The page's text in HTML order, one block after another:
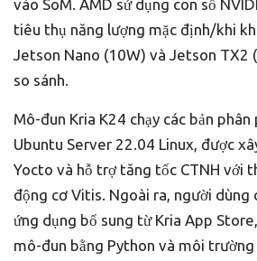
vào SoM. AMD sử dụng con số
tiêu thụ năng lượng mặc định/khi
Jetson Nano (10W) và Jetson TX2
so sánh.
Mô-đun Kria K24 chạy các bản
Ubuntu Server 22.04 Linux, được
Yocto và hỗ trợ tăng tốc CTNH với
động cơ Vitis. Ngoài ra, người dùng
ứng dụng bổ sung từ Kria App
mô-đun bằng Python và môi trường